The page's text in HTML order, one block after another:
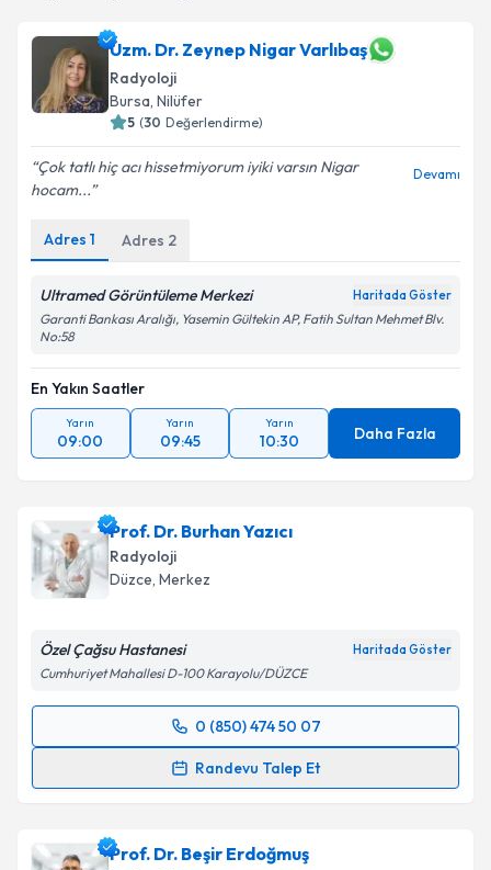
Uzm. Dr. Zeynep Nigar Varlıbaş
Radyoloji
Bursa, Nilüfer
5 (30 Değerlendirme)
Çok tatlı hiç acı hissetmiyorum iyiki varsın Nigar
hocam...
Devamı
Adres 1 Adres 2
Ultramed Görüntüleme Merkezi Haritada Göster
Garanti Bankası Aralığı, Yasemin Gültekin AP, Fatih Sultan Mehmet Blv.
No:58
En Yakın Saatler
Yarın
09:00
Yarın
09:45
Yarın
10:30 Daha Fazla
Prof. Dr. Burhan Yazıcı
Radyoloji
Düzce, Merkez
Özel Çağsu Hastanesi Haritada Göster
Cumhuriyet Mahallesi D-100 Karayolu/DÜZCE
0 (850) 474 50 07
Randevu Talep Et
Randevu Takvimi Talebi
takvim hazırlandığında e-posta ile bilgilendireceğiz.
Prof. Dr. Beşir Erdoğmuş